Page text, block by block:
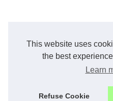
This website uses
the best
Learn
Refuse Cookie